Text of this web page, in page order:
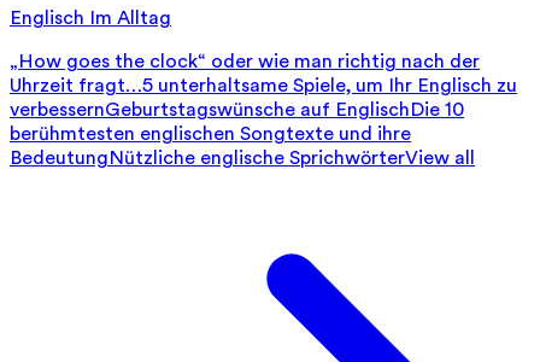
Englisch Im Alltag
„How goes the clock“ oder wie man richtig nach der
Uhrzeit fragt…5 unterhaltsame Spiele, um Ihr Englisch zu
verbessernGeburtstagswünsche auf EnglischDie 10
berühmtesten englischen Songtexte und ihre
BedeutungNützliche englische SprichwörterView all